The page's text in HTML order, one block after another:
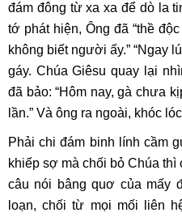
đám đông từ xa xa để dò la
tớ phát hiện, Ông đã “thề
không biết người ấy.” “Ngay
gáy. Chúa Giêsu quay lại
đã bảo: “Hôm nay, gà chưa
lần.” Và ông ra ngoài, khóc
Phải chi đám binh lính cầm
khiếp sợ mà chối bỏ Chúa
câu nói bâng quơ của mấy
loạn, chối từ mọi mối liên